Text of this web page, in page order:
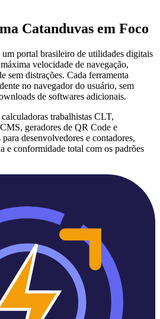
Catanduvas em Foco
um portal brasileiro de utilidades digitais
velocidade de navegação,
sem distrações. Cada ferramenta
no navegador do usuário, sem
de softwares adicionais.
trabalhistas CLT,
geradores de QR Code e
desenvolvedores e contadores,
e conformidade total com os padrões